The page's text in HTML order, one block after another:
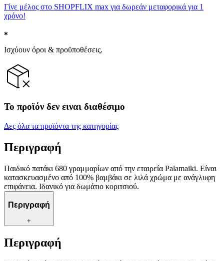
Γίνε μέλος στο SHOPFLIX max για δωρεάν μεταφορικά για 1
χρόνο!
Ισχύουν όροι & προϋποθέσεις.
Το προϊόν δεν ειναι διαθέσιμο
Δες όλα τα προϊόντα της κατηγορίας
Περιγραφή
Παιδικό πατάκι 680 γραμμαρίων από την εταιρεία Palamaiki. Είναι
κατασκευασμένο από 100% βαμβάκι σε λιλά χρώμα με ανάγλυφη
επιφάνεια. Ιδανικό για δωμάτιο κοριτσιού.
Περιγραφή
+
Περιγραφή